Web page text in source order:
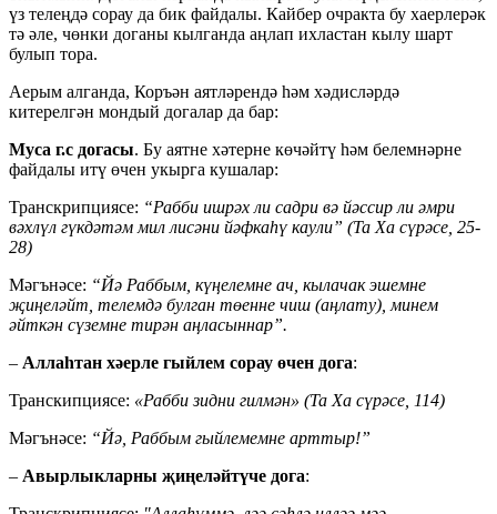
үз телеңдә сорау да бик файдалы. Кайбер очракта бу хаерлерәк
тә әле, чөнки доганы кылганда аңлап ихластан кылу шарт
булып тора.
Аерым алганда, Коръән аятләрендә һәм хәдисләрдә
китерелгән мондый догалар да бар:
Муса г.с догасы. Бу аятне хәтерне көчәйтү һәм белемнәрне
файдалы итү өчен укырга кушалар:
Транскрипциясе: “Рабби ишрәх ли садри вә йәссир ли әмри
вәхлүл гүкдәтәм мил лисәни йәфкаһү каули” (Та Ха сүрәсе, 25-
28)
Мәгънәсе: “Йә Раббым, күңелемне ач, кылачак эшемне
җиңеләйт, телемдә булган төенне чиш (аңлату), минем
әйткән сүземне тирән аңласыннар”.
– Аллаһтан хәерле гыйлем сорау өчен дога:
Транскипциясе: «Рабби зидни гилмән» (Та Ха сүрәсе, 114)
Мәгънәсе: “Йә, Раббым гыйлемемне арттыр!”
– Авырлыкларны җиңеләйтүче дога: